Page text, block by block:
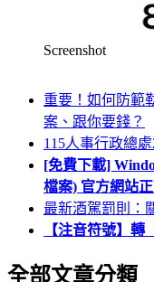
Screenshot
重要！如何防範
案、跟你要錢？
115人事行政總
[免費下載]
檔案) 官方網站
最新酒駕罰則：
【注音符號】
全部文章分類